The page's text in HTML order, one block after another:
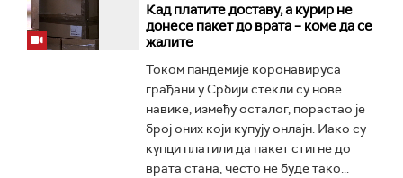
Кад платите доставу, а курир не
донесе пакет до врата – коме да се
жалите
Током пандемије коронавируса
грађани у Србији стекли су нове
навике, између осталог, порастао је
број оних који купују онлајн. Иако су
купци платили да пакет стигне до
врата стана, често не буде тако...